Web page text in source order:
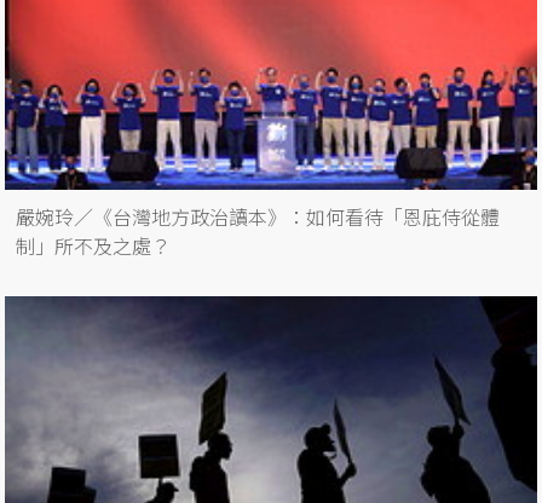
嚴婉玲／《台灣地方政治讀本》：如何看待「恩庇侍從體
制」所不及之處？